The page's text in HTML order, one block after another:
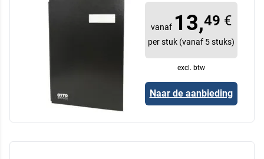
vanaf 13,49 €
per stuk (vanaf 5 stuks)
excl. btw
Naar de aanbieding